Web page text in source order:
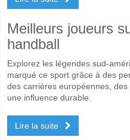
Meilleurs joueurs
handball
Explorez les légendes sud-
marqué ce sport grâce à des
des carrières européennes,
une influence durable.
Lire la suite